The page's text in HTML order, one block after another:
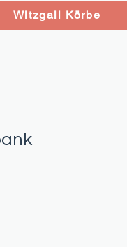
Witzgall Körbe